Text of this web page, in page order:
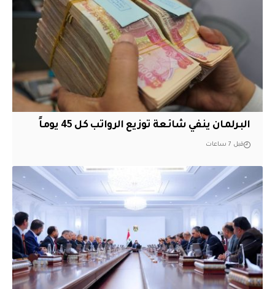
البرلمان ينفي شائعة توزيع الرواتب كل 45 يوماً
قبل 7 ساعات